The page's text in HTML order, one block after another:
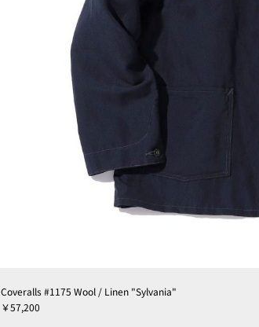
Coveralls #1175 Wool / Linen "Sylvania"
￥57,200